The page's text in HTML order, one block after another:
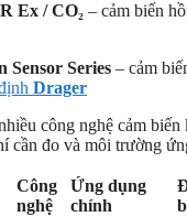
Ex / CO₂ – cảm biến
Sensor Series – cảm
Drager
công nghệ cảm biến
cần đo và môi trường
Công
nghệ
Ứng dụng
chính